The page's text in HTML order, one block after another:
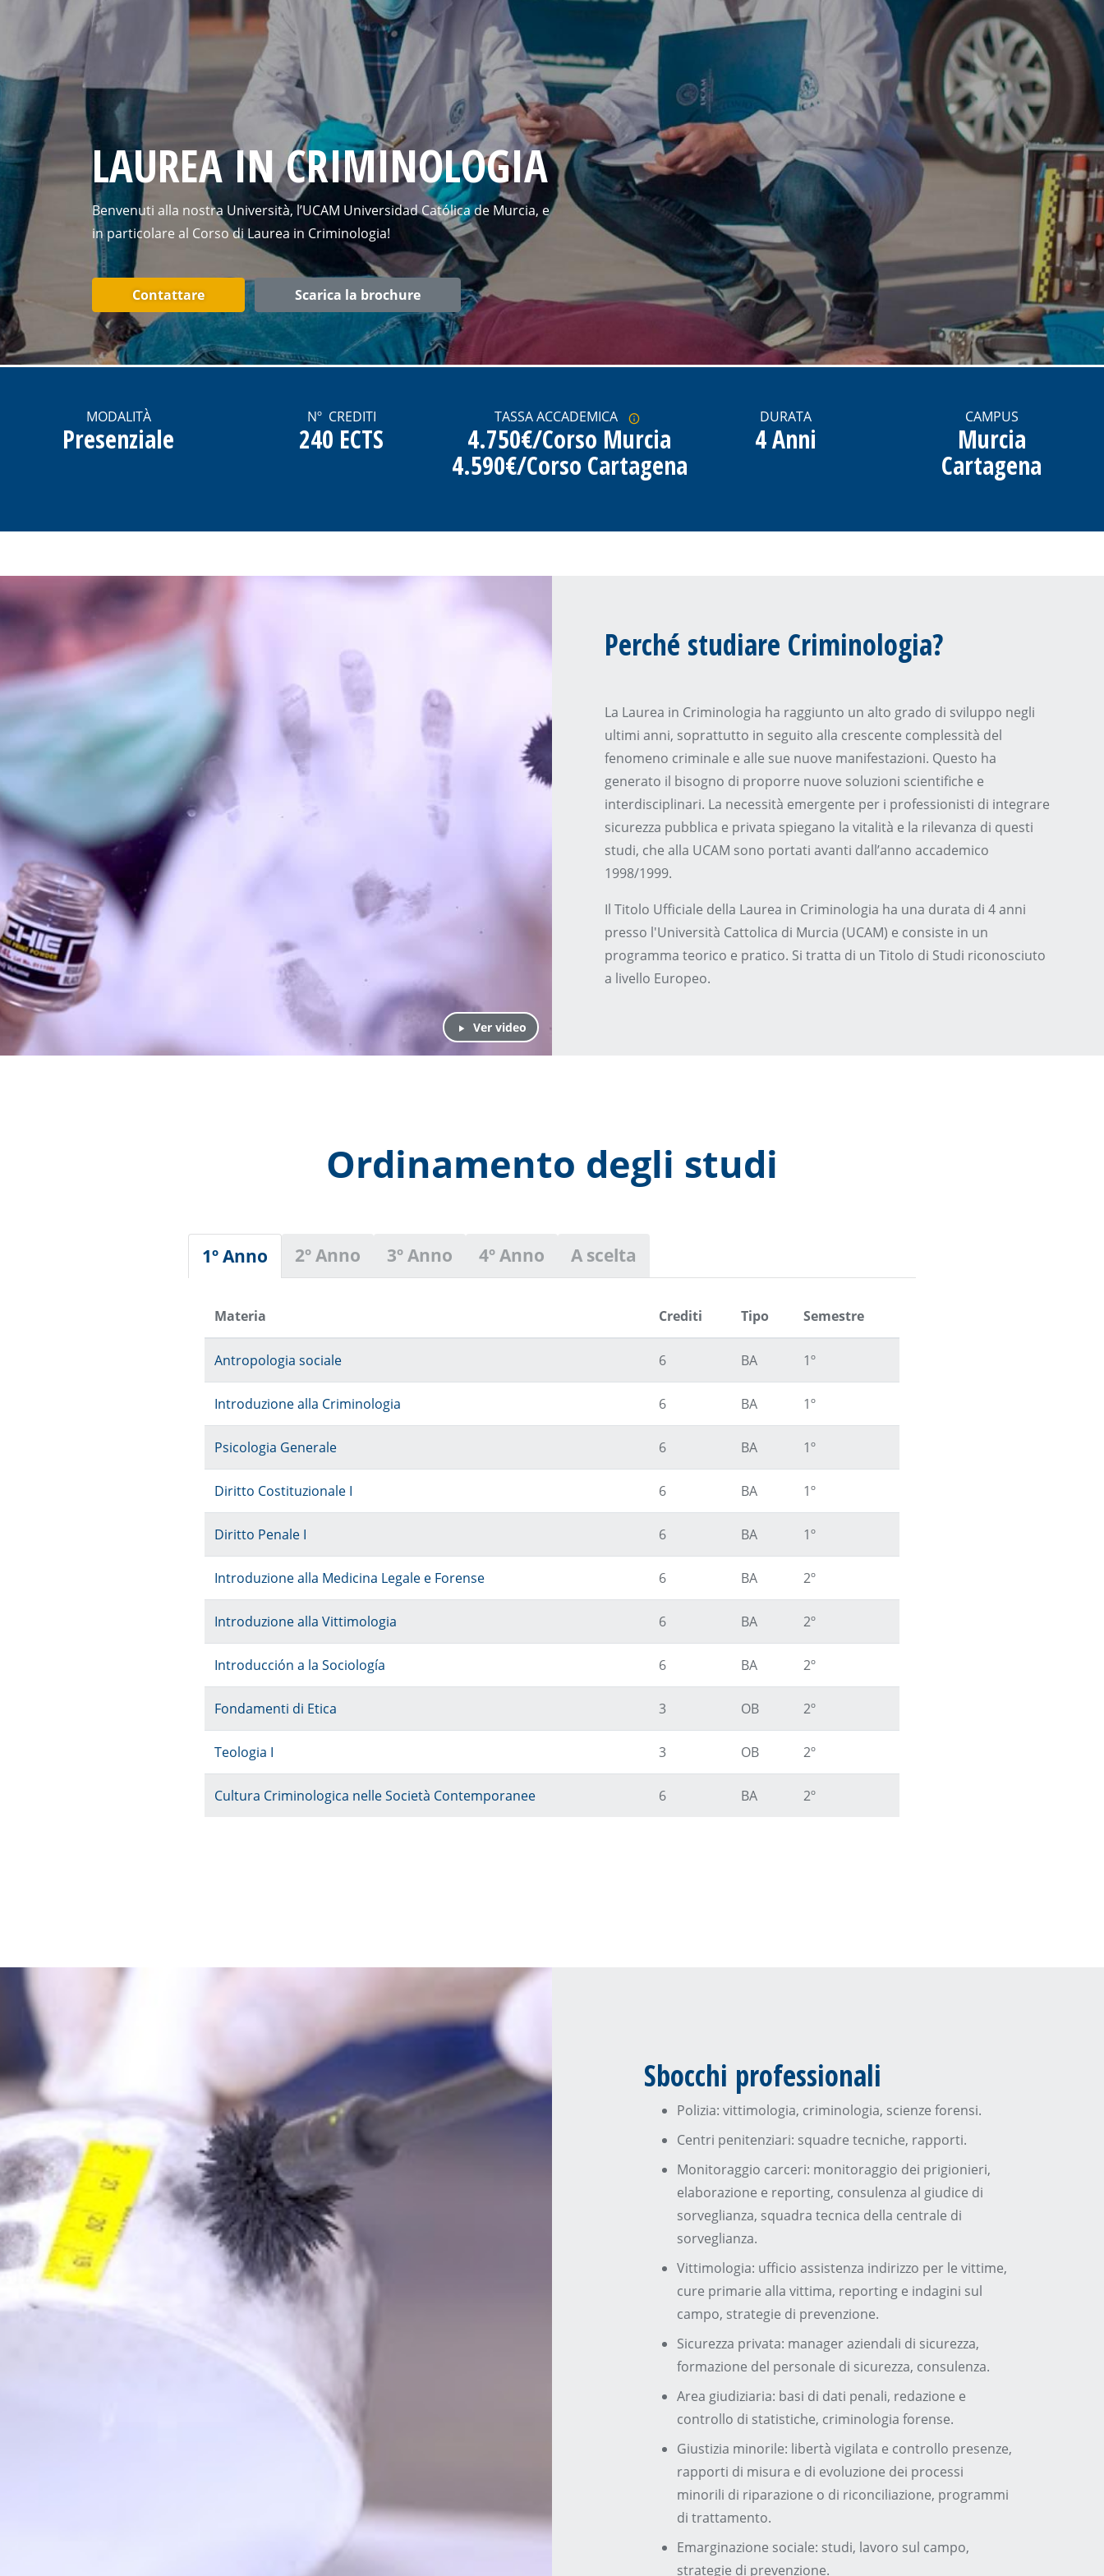
LAUREA IN CRIMINOLOGIA
Benvenuti alla nostra Università, l’UCAM Universidad Católica de Murcia, e
in particolare al Corso di Laurea in Criminologia!
Contattare Scarica la brochure
MODALITÀ
Presenziale
Nº CREDITI
240 ECTS
TASSA ACCADEMICA
4.750€/Corso Murcia
4.590€/Corso Cartagena
DURATA
4 Anni
CAMPUS
Murcia
Cartagena
Ver video
Perché studiare Criminologia?
La Laurea in Criminologia ha raggiunto un alto grado di sviluppo negli
ultimi anni, soprattutto in seguito alla crescente complessità del
fenomeno criminale e alle sue nuove manifestazioni. Questo ha
generato il bisogno di proporre nuove soluzioni scientifiche e
interdisciplinari. La necessità emergente per i professionisti di integrare
sicurezza pubblica e privata spiegano la vitalità e la rilevanza di questi
studi, che alla UCAM sono portati avanti dall’anno accademico
1998/1999.
Il Titolo Ufficiale della Laurea in Criminologia ha una durata di 4 anni
presso l'Università Cattolica di Murcia (UCAM) e consiste in un
programma teorico e pratico. Si tratta di un Titolo di Studi riconosciuto
a livello Europeo.
Ordinamento degli studi
1º Anno 2º Anno 3º Anno 4º Anno A scelta
Materia Crediti Tipo Semestre
Antropologia sociale 6 BA 1º
Introduzione alla Criminologia 6 BA 1º
Psicologia Generale 6 BA 1º
Diritto Costituzionale I 6 BA 1º
Diritto Penale I 6 BA 1º
Introduzione alla Medicina Legale e Forense 6 BA 2º
Introduzione alla Vittimologia 6 BA 2º
Introducción a la Sociología 6 BA 2º
Fondamenti di Etica 3 OB 2º
Teologia I 3 OB 2º
Cultura Criminologica nelle Società Contemporanee 6 BA 2º
Sbocchi professionali
Polizia: vittimologia, criminologia, scienze forensi.
Centri penitenziari: squadre tecniche, rapporti.
Monitoraggio carceri: monitoraggio dei prigionieri,
elaborazione e reporting, consulenza al giudice di
sorveglianza, squadra tecnica della centrale di
sorveglianza.
Vittimologia: ufficio assistenza indirizzo per le vittime,
cure primarie alla vittima, reporting e indagini sul
campo, strategie di prevenzione.
Sicurezza privata: manager aziendali di sicurezza,
formazione del personale di sicurezza, consulenza.
Area giudiziaria: basi di dati penali, redazione e
controllo di statistiche, criminologia forense.
Giustizia minorile: libertà vigilata e controllo presenze,
rapporti di misura e di evoluzione dei processi
minorili di riparazione o di riconciliazione, programmi
di trattamento.
Emarginazione sociale: studi, lavoro sul campo,
strategie di prevenzione.